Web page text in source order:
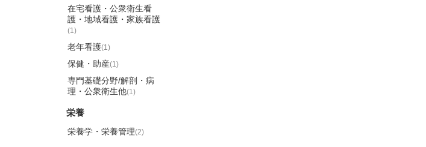
在宅看護・公衆衛生看
護・地域看護・家族看護
(1)
老年看護(1)
保健・助産(1)
専門基礎分野/解剖・病
理・公衆衛生他(1)
栄養
栄養学・栄養管理(2)